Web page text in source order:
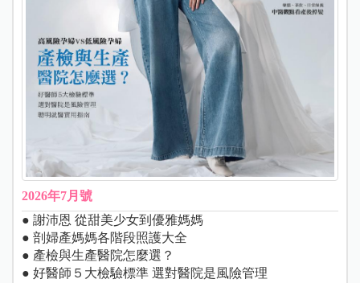
2026年7月號
● 謝沛恩 從甜美少女到優雅媽媽
● 剖婦產媽媽各階段照護大全
● 產檢與生產醫院怎麼選？
● 好醫師５大檢驗標準 選對醫院是風險管理